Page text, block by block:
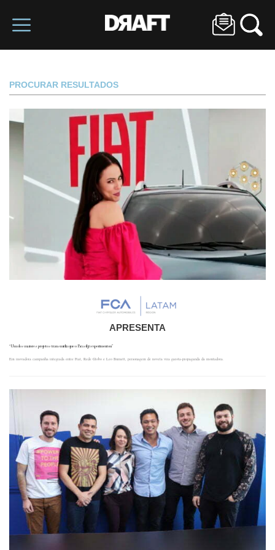
PROCURAR RESULTADOS
APRESENTA
“Um dos maiores projetos transmídia que o Brasil já experimentou”
Em inovadora campanha integrada entre Fiat, Rede Globo e Leo Burnett, personagem de novela vira garota-propaganda da montadora.